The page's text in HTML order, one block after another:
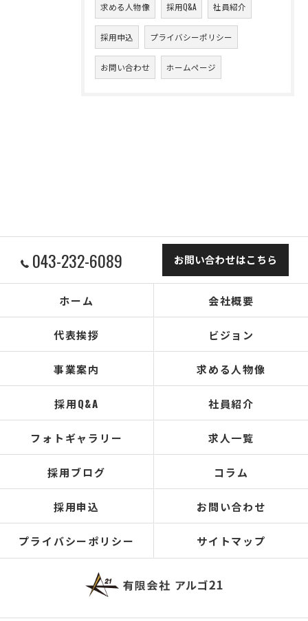
求める人物像 採用Q&A 社員紹介
採用申込 プライバシーポリシー
お問い合わせ ホームページ
043-232-6089 お問い合わせはこちら
ホーム 会社概要
代表挨拶 ビジョン
事業案内 求める人物像
採用Q&A 社員紹介
フォトギャラリー 求人一覧
採用ブログ コラム
採用申込 お問い合わせ
プライバシーポリシー サイトマップ